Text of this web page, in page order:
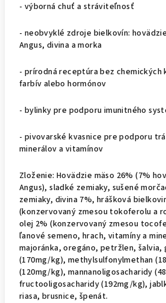
- výborná chuť a stráviteľnosť
- neobvyklé zdroje bielkovín:
Angus, divina a morka
- prírodná receptúra bez chemických
farbív alebo hormónov
- bylinky pre podporu imunitného
- pivovarské kvasnice pre podporu
minerálov a vitamínov
Zloženie: Hovädzie mäso 26% (7%
Angus), sladké zemiaky, sušené
zemiaky, divina 7%, hrášková
(konzervovaný zmesou tokoferolu a
olej 2% (konzervovaný zmesou
ľanové semeno, hrach, vitamíny a
majoránka, oregáno, petržlen, šalvia,
(170mg/kg), methylsulfonylmethan
(120mg/kg), mannanoligosacharidy
fructooligosacharidy (192mg/kg),
riasa, brusnice, špenát.